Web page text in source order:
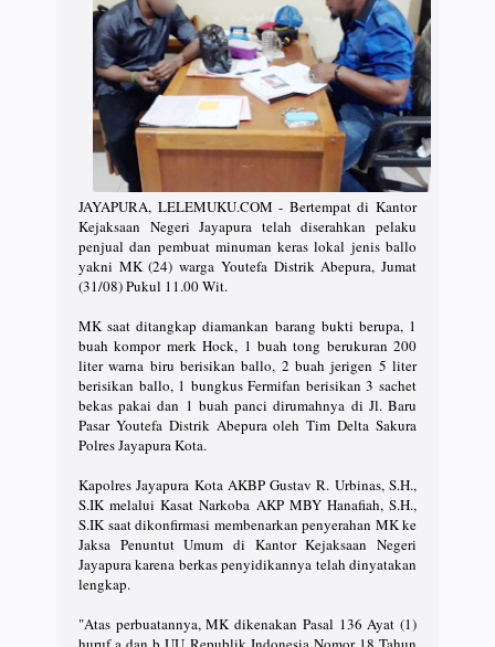
JAYAPURA, LELEMUKU.COM - Bertempat di Kantor
Kejaksaan Negeri Jayapura telah diserahkan pelaku
penjual dan pembuat minuman keras lokal jenis ballo
yakni MK (24) warga Youtefa Distrik Abepura, Jumat
(31/08) Pukul 11.00 Wit.
MK saat ditangkap diamankan barang bukti berupa, 1
buah kompor merk Hock, 1 buah tong berukuran 200
liter warna biru berisikan ballo, 2 buah jerigen 5 liter
berisikan ballo, 1 bungkus Fermifan berisikan 3 sachet
bekas pakai dan 1 buah panci dirumahnya di Jl. Baru
Pasar Youtefa Distrik Abepura oleh Tim Delta Sakura
Polres Jayapura Kota.
Kapolres Jayapura Kota AKBP Gustav R. Urbinas, S.H.,
S.IK melalui Kasat Narkoba AKP MBY Hanafiah, S.H.,
S.IK saat dikonfirmasi membenarkan penyerahan MK ke
Jaksa Penuntut Umum di Kantor Kejaksaan Negeri
Jayapura karena berkas penyidikannya telah dinyatakan
lengkap.
"Atas perbuatannya, MK dikenakan Pasal 136 Ayat (1)